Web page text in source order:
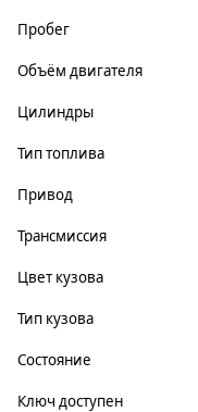
Пробег
Объём двигателя
Цилиндры
Тип топлива
Привод
Трансмиссия
Цвет кузова
Тип кузова
Состояние
Ключ доступен